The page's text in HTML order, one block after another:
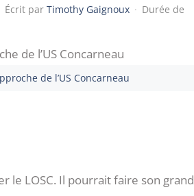
Écrit par Timothy Gaignoux · Durée de
de l’US Concarneau
le LOSC. Il pourrait faire son grand